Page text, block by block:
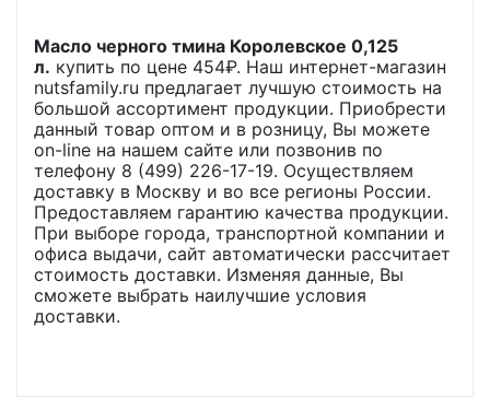
Масло черного тмина Королевское 0,125
л. купить по цене 454₽. Наш интернет-магазин
nutsfamily.ru предлагает лучшую стоимость на
большой ассортимент продукции. Приобрести
данный товар оптом и в розницу, Вы можете
on-line на нашем сайте или позвонив по
телефону 8 (499) 226-17-19. Осуществляем
доставку в Москву и во все регионы России.
Предоставляем гарантию качества продукции.
При выборе города, транспортной компании и
офиса выдачи, сайт автоматически рассчитает
стоимость доставки. Изменяя данные, Вы
сможете выбрать наилучшие условия
доставки.